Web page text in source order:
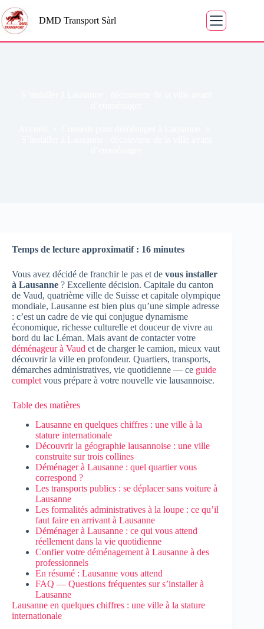
DMD Transport Sàrl
Temps de lecture approximatif : 16 minutes
Vous avez décidé de franchir le pas et de vous installer
à Lausanne ? Excellente décision. Capitale du canton
de Vaud, quatrième ville de Suisse et capitale olympique
mondiale, Lausanne est bien plus qu’une simple adresse
: c’est un cadre de vie qui conjugue dynamisme
économique, richesse culturelle et douceur de vivre au
bord du lac Léman. Mais avant de contacter votre
déménageur à Vaud et de charger le camion, mieux vaut
découvrir la ville en profondeur. Quartiers, transports,
démarches administratives, vie quotidienne — ce guide
complet vous prépare à votre nouvelle vie lausannoise.
Table des matières
Lausanne en quelques chiffres : une ville à la
stature internationale
Découvrir la géographie lausannoise : une ville
construite sur trois collines
Déménager à Lausanne : quel quartier vous
correspond ?
Les transports publics : se déplacer sans voiture à
Lausanne
Les formalités administratives à la loupe : ce qu’il
faut faire en arrivant à Lausanne
Déménager à Lausanne : ce qui vous attend
réellement dans la vie quotidienne
Confier votre déménagement à Lausanne à des
professionnels
En résumé : Lausanne vous attend
FAQ — Questions fréquentes sur s’installer à
Lausanne
Lausanne en quelques chiffres : une ville à la stature
internationale